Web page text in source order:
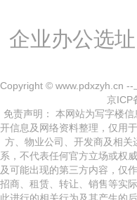
企业办公选址
Copyright © www.pdxzyh.cn --
京ICP
免责声明： 本网站为写字楼
开信息及网络资料整理，仅用
方、物业公司、开发商及相
系，不代表任何官方立场或权
及可能出现的第三方内容，仅
招商、租赁、转让、销售等实